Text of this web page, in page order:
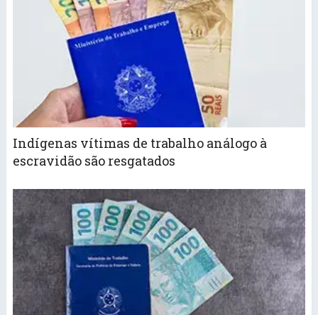
Indígenas vítimas de trabalho análogo à
escravidão são resgatados